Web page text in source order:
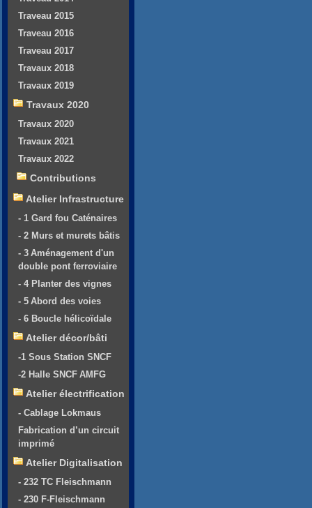
Traveau 2015
Traveau 2016
Traveau 2017
Travaux 2018
Travaux 2019
Travaux 2020
Travaux 2020
Travaux 2021
Travaux 2022
Contributions
Atelier Infrastructure
- 1 Gard fou Caténaires
- 2 Murs et murets bâtis
- 3 Aménagement d'un
double pont ferroviaire
- 4 Planter des vignes
- 5 Abord des voies
- 6 Boucle hélicoïdale
Atelier décor/bâti
-1 Sous Station SNCF
-2 Halle SNCF AMFG
Atelier électrification
- Cablage Lokmaus
Fabrication d’un circuit
imprimé
Atelier Digitalisation
- 232 TC Fleischmann
- 230 F-Fleischmann